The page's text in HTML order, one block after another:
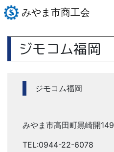
みやま市商工会
ジモコム福岡
ジモコム福岡
みやま市高田町黒崎開149
TEL:0944-22-6078